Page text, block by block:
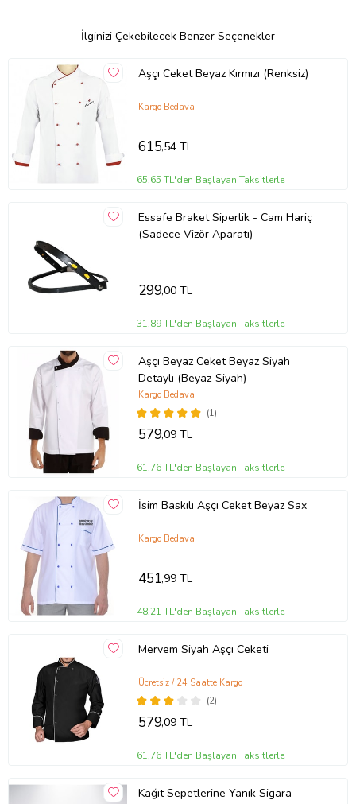
İlginizi Çekebilecek Benzer Seçenekler
Aşçı Ceket Beyaz Kırmızı (Renksiz)
Kargo Bedava
615,54 TL
65,65 TL'den Başlayan Taksitlerle
Essafe Braket Siperlik - Cam Hariç
(Sadece Vizör Aparatı)
299,00 TL
31,89 TL'den Başlayan Taksitlerle
Aşçı Beyaz Ceket Beyaz Siyah
Detaylı (Beyaz-Siyah)
(1)
Kargo Bedava
579,09 TL
61,76 TL'den Başlayan Taksitlerle
İsim Baskılı Aşçı Ceket Beyaz Sax
Kargo Bedava
451,99 TL
48,21 TL'den Başlayan Taksitlerle
Mervem Siyah Aşçı Ceketi
(2)
Ücretsiz / 24 Saatte Kargo
579,09 TL
61,76 TL'den Başlayan Taksitlerle
Kağıt Sepetlerine Yanık Sigara